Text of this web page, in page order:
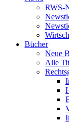
RWS-
Bücher
Neue
Alle